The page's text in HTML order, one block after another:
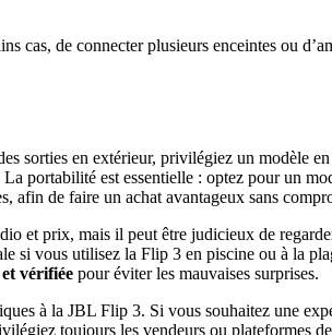
cas, de connecter plusieurs enceintes ou
sorties en extérieur, privilégiez un modèle
portabilité est essentielle : optez pour un
afin de faire un achat avantageux sans
et prix, mais il peut être judicieux de
si vous utilisez la Flip 3 en piscine ou à la
vérifiée pour éviter les mauvaises surprises.
à la JBL Flip 3. Si vous souhaitez une
toujours les vendeurs ou plateformes